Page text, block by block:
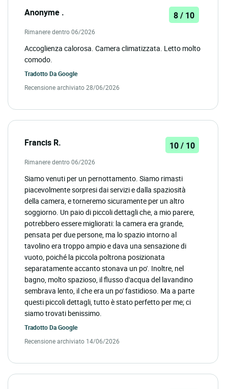
Anonyme . 8 / 10
Rimanere dentro 06/2026
Accoglienza calorosa. Camera climatizzata. Letto molto
comodo.
Tradotto DaGoogle
Recensione archiviato 28/06/2026
Francis R. 10 / 10
Rimanere dentro 06/2026
Siamo venuti per un pernottamento. Siamo rimasti
piacevolmente sorpresi dai servizi e dalla spaziosità
della camera, e torneremo sicuramente per un altro
soggiorno. Un paio di piccoli dettagli che, a mio parere,
potrebbero essere migliorati: la camera era grande,
pensata per due persone, ma lo spazio intorno al
tavolino era troppo ampio e dava una sensazione di
vuoto, poiché la piccola poltrona posizionata
separatamente accanto stonava un po'. Inoltre, nel
bagno, molto spazioso, il flusso d'acqua del lavandino
sembrava lento, il che era un po' fastidioso. Ma a parte
questi piccoli dettagli, tutto è stato perfetto per me; ci
siamo trovati benissimo.
Tradotto DaGoogle
Recensione archiviato 14/06/2026